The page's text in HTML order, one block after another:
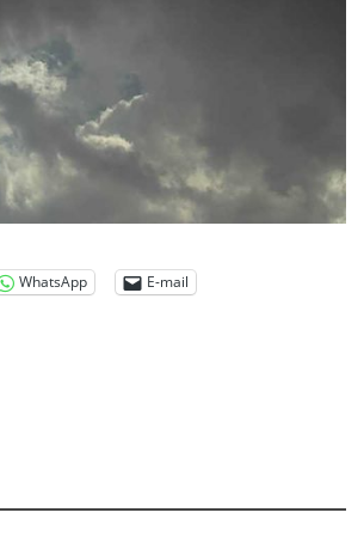
WhatsApp E-mail